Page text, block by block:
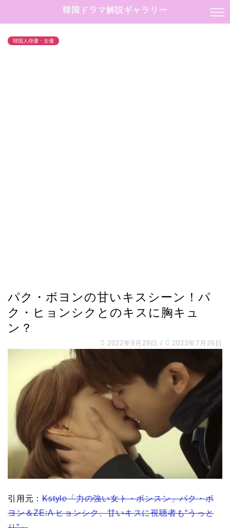
韓国ドラマ解説ギャラリー
韓国人俳優・女優
パク・ボヨンの甘いキスシーン！パ
ク・ヒョンシクとのキスに胸キュ
ン？
2022年9月29日 / 2023年7月26日
引用元：Kstyle「力の強い女ト・ボンスン」パク・ボ
ヨン＆ZE:A ヒョンシク、甘いキスに視聴者も“うっと